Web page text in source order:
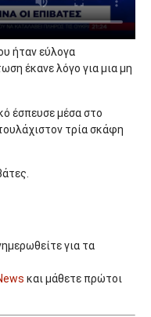
ήταν εύλογα
έκανε λόγο για μια μη
έσπευσε μέσα στο
τρία σκάφη
για τα
και μάθετε πρώτοι